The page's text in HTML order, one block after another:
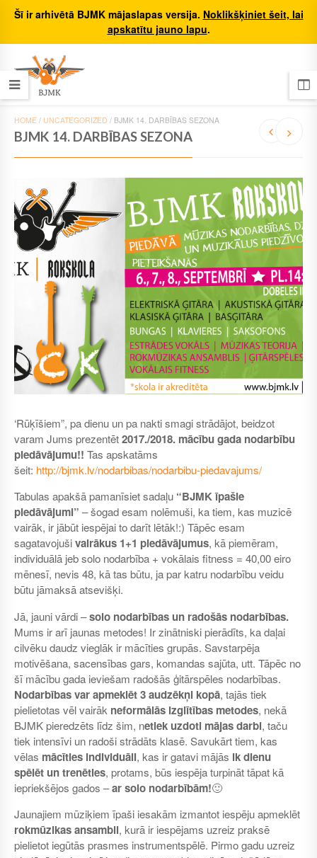
Šī ir arhivētā BJMK mājaslapas versija. Noklikšķiniet šeit, lai
apskatītu jauno lapu.
HOME / UNCATEGORIZED / BJMK 14. DARBĪBAS SEZONA
BJMK 14. DARBĪBAS SEZONA
‘Rūķīšiem”, pa dienu un pa nakti smagi strādājot, beidzot
varam Jums prezentēt2017./2018. mācību gada nodarbību
piedāvājumu!! Tas apskatāms
šeit: http://bjmk.lv/nodarbibas/nodarbibu-piedavajums/
Tabulas apakšā pamanīsiet sadaļu “BJMK īpašie
piedāvājumi” – šogad esam nolēmuši, ka tiem, kas muzicē
vairāk, ir jābūt iespējai to darīt lētāk!:) Tāpēc esam
sagatavojušivairākus 1+1 piedāvājumus, kā piemēram,
individuālā jeb solo nodarbība + vokālais fitness = 40,00 eiro
mēnesī, nevis 48, kā tas būtu, ja par katru nodarbību veidu
būtu jāmaksā atsevišķi.
Jā, jauni vārdi –solo nodarbības un radošās nodarbības.
Mums ir arī jaunas metodes! Ir zinātniski pierādīts, ka daļai
cilvēku daudz vieglāk ir mācīties grupās. Savstarpēja
motivēšana, sacensības gars, komandas sajūta, utt. Tāpēc no
šī mācību gada ieviešam radošās ģitārspēles nodarbības.
Nodarbības var apmeklēt 3 audzēkņi kopā, tajās tiek
pielietotas vēl vairāk neformālās izglītības metodes, nekā
BJMK pieredzēts līdz šim, netiek uzdoti mājas darbi, taču
tiek intensīvi un radoši strādāts klasē. Savukārt tiem, kas
vēlas mācīties individuāli, kas ir gatavi mājās ik dienu
spēlēt un trenēties, protams, būs iespēja turpināt tāpat kā
iepriekšējos gados –ar solo nodarbībām!🙂
Jaunajiem mūziķiem īpaši iesakām izmantot iespēju apmeklēt
rokmūzikas ansambli, kurā ir iespējams uzreiz praksē
pielietot iegūtās prasmes instrumentspēlē. Pirmo gadu uzreiz